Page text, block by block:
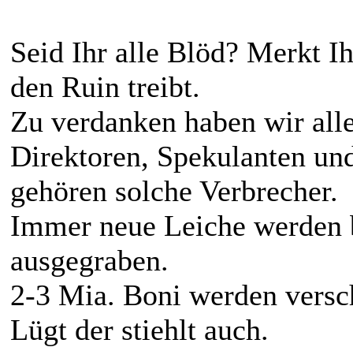
Seid Ihr alle Blöd? Merkt
den Ruin treibt.
Zu verdanken haben wir
Direktoren, Spekulanten
gehören solche Verbrecher.
Immer neue Leiche
ausgegraben.
2-3 Mia. Boni werden
Lügt der stiehlt auch.